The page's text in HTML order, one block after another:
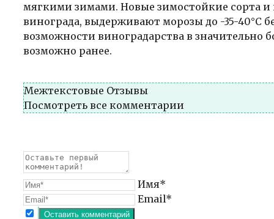
мягкими зимами. Новые зимостойкие сорта и
винограда, выдерживают морозы до -35-40°C
возможности виноградарства в значительно
возможно ранее.
Межтекстовые Отзывы
Посмотреть все комментарии
Имя*
Email*